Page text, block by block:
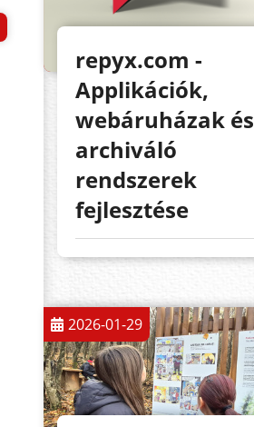
repyx.com -
Applikációk,
webáruházak és
archiváló
rendszerek
fejlesztése
2026-01-29